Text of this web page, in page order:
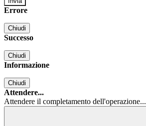
Errore
Chiudi
Successo
Chiudi
Informazione
Chiudi
Attendere...
Attendere il completamento dell'operazione...